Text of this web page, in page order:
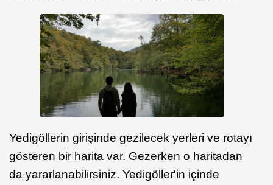
Yedigöllerin girişinde gezilecek yerleri ve rotayı
gösteren bir harita var. Gezerken o haritadan
da yararlanabilirsiniz. Yedigöller'in içinde